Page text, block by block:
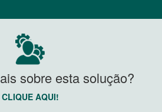
sobre esta solução?
CLIQUE AQUI!